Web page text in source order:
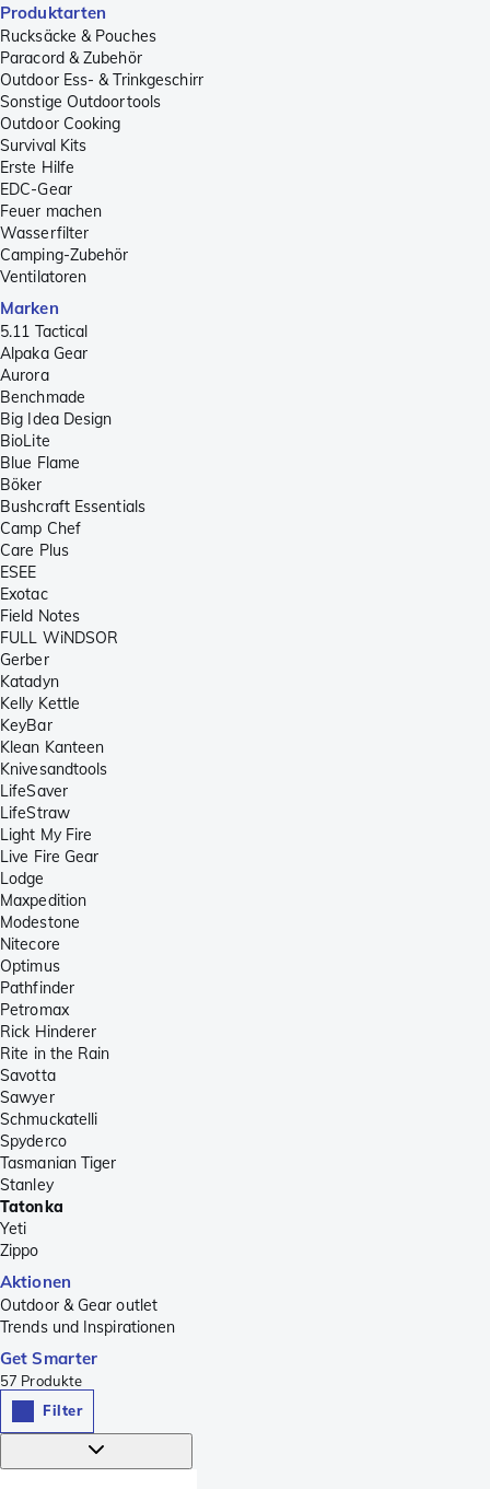
Produktarten
Rucksäcke & Pouches
Paracord & Zubehör
Outdoor Ess- & Trinkgeschirr
Sonstige Outdoortools
Outdoor Cooking
Survival Kits
Erste Hilfe
EDC-Gear
Feuer machen
Wasserfilter
Camping-Zubehör
Ventilatoren
Marken
5.11 Tactical
Alpaka Gear
Aurora
Benchmade
Big Idea Design
BioLite
Blue Flame
Böker
Bushcraft Essentials
Camp Chef
Care Plus
ESEE
Exotac
Field Notes
FULL WiNDSOR
Gerber
Katadyn
Kelly Kettle
KeyBar
Klean Kanteen
Knivesandtools
LifeSaver
LifeStraw
Light My Fire
Live Fire Gear
Lodge
Maxpedition
Modestone
Nitecore
Optimus
Pathfinder
Petromax
Rick Hinderer
Rite in the Rain
Savotta
Sawyer
Schmuckatelli
Spyderco
Tasmanian Tiger
Stanley
Tatonka
Yeti
Zippo
Aktionen
Outdoor & Gear outlet
Trends und Inspirationen
Get Smarter
57 Produkte
Filter